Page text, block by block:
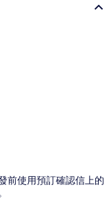
前使用預訂確認信上的